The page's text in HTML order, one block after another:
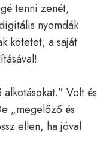
tenni zenét,
nyomdák
kötetet, a saját
Volt és
„megelőző és
ellen, ha jóval